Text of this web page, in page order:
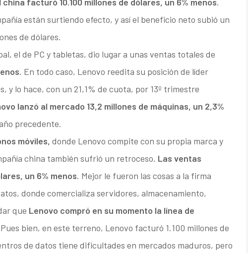
están surtiendo efecto, y así el beneficio neto subió un
de dólares.
el de PC y tabletas, dio lugar a unas ventas totales de
. En todo caso, Lenovo reedita su posición de líder
y lo hace, con un 21,1% de cuota, por 13º trimestre
lanzó al mercado 13,2 millones de máquinas, un 2,3%
precedente.
móviles, donde Lenovo compite con su propia marca y
china también sufrió un retroceso. Las ventas
un 6% menos. Mejor le fueron las cosas a la firma
donde comercializa servidores, almacenamiento,
que Lenovo compró en su momento la línea de
bien, en este terreno, Lenovo facturó 1.100 millones de
de datos tiene dificultades en mercados maduros, pero